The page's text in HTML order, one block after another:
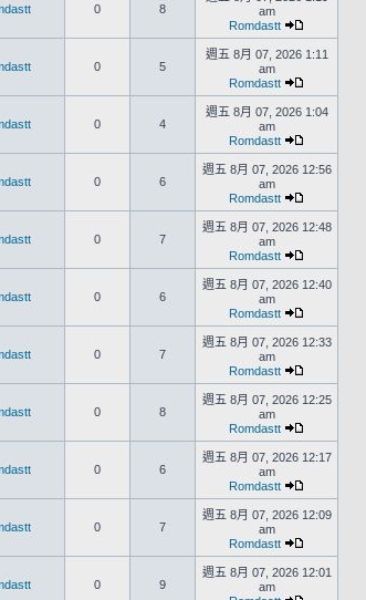
0 8
am
Romdastt
0 5
週五 8月 07, 2026 1:11
am
Romdastt
0 4
週五 8月 07, 2026 1:04
am
Romdastt
0 6
週五 8月 07, 2026 12:56
am
Romdastt
0 7
週五 8月 07, 2026 12:48
am
Romdastt
0 6
週五 8月 07, 2026 12:40
am
Romdastt
0 7
週五 8月 07, 2026 12:33
am
Romdastt
0 8
週五 8月 07, 2026 12:25
am
Romdastt
0 6
週五 8月 07, 2026 12:17
am
Romdastt
0 7
週五 8月 07, 2026 12:09
am
Romdastt
0 9
週五 8月 07, 2026 12:01
am